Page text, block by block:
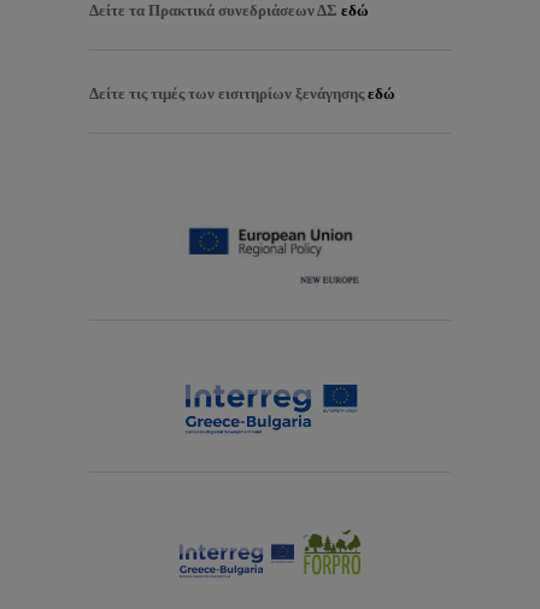
Δείτε τα Πρακτικά συνεδριάσεων ΔΣ εδώ
Δείτε τις τιμές των εισιτηρίων ξενάγησηςεδώ